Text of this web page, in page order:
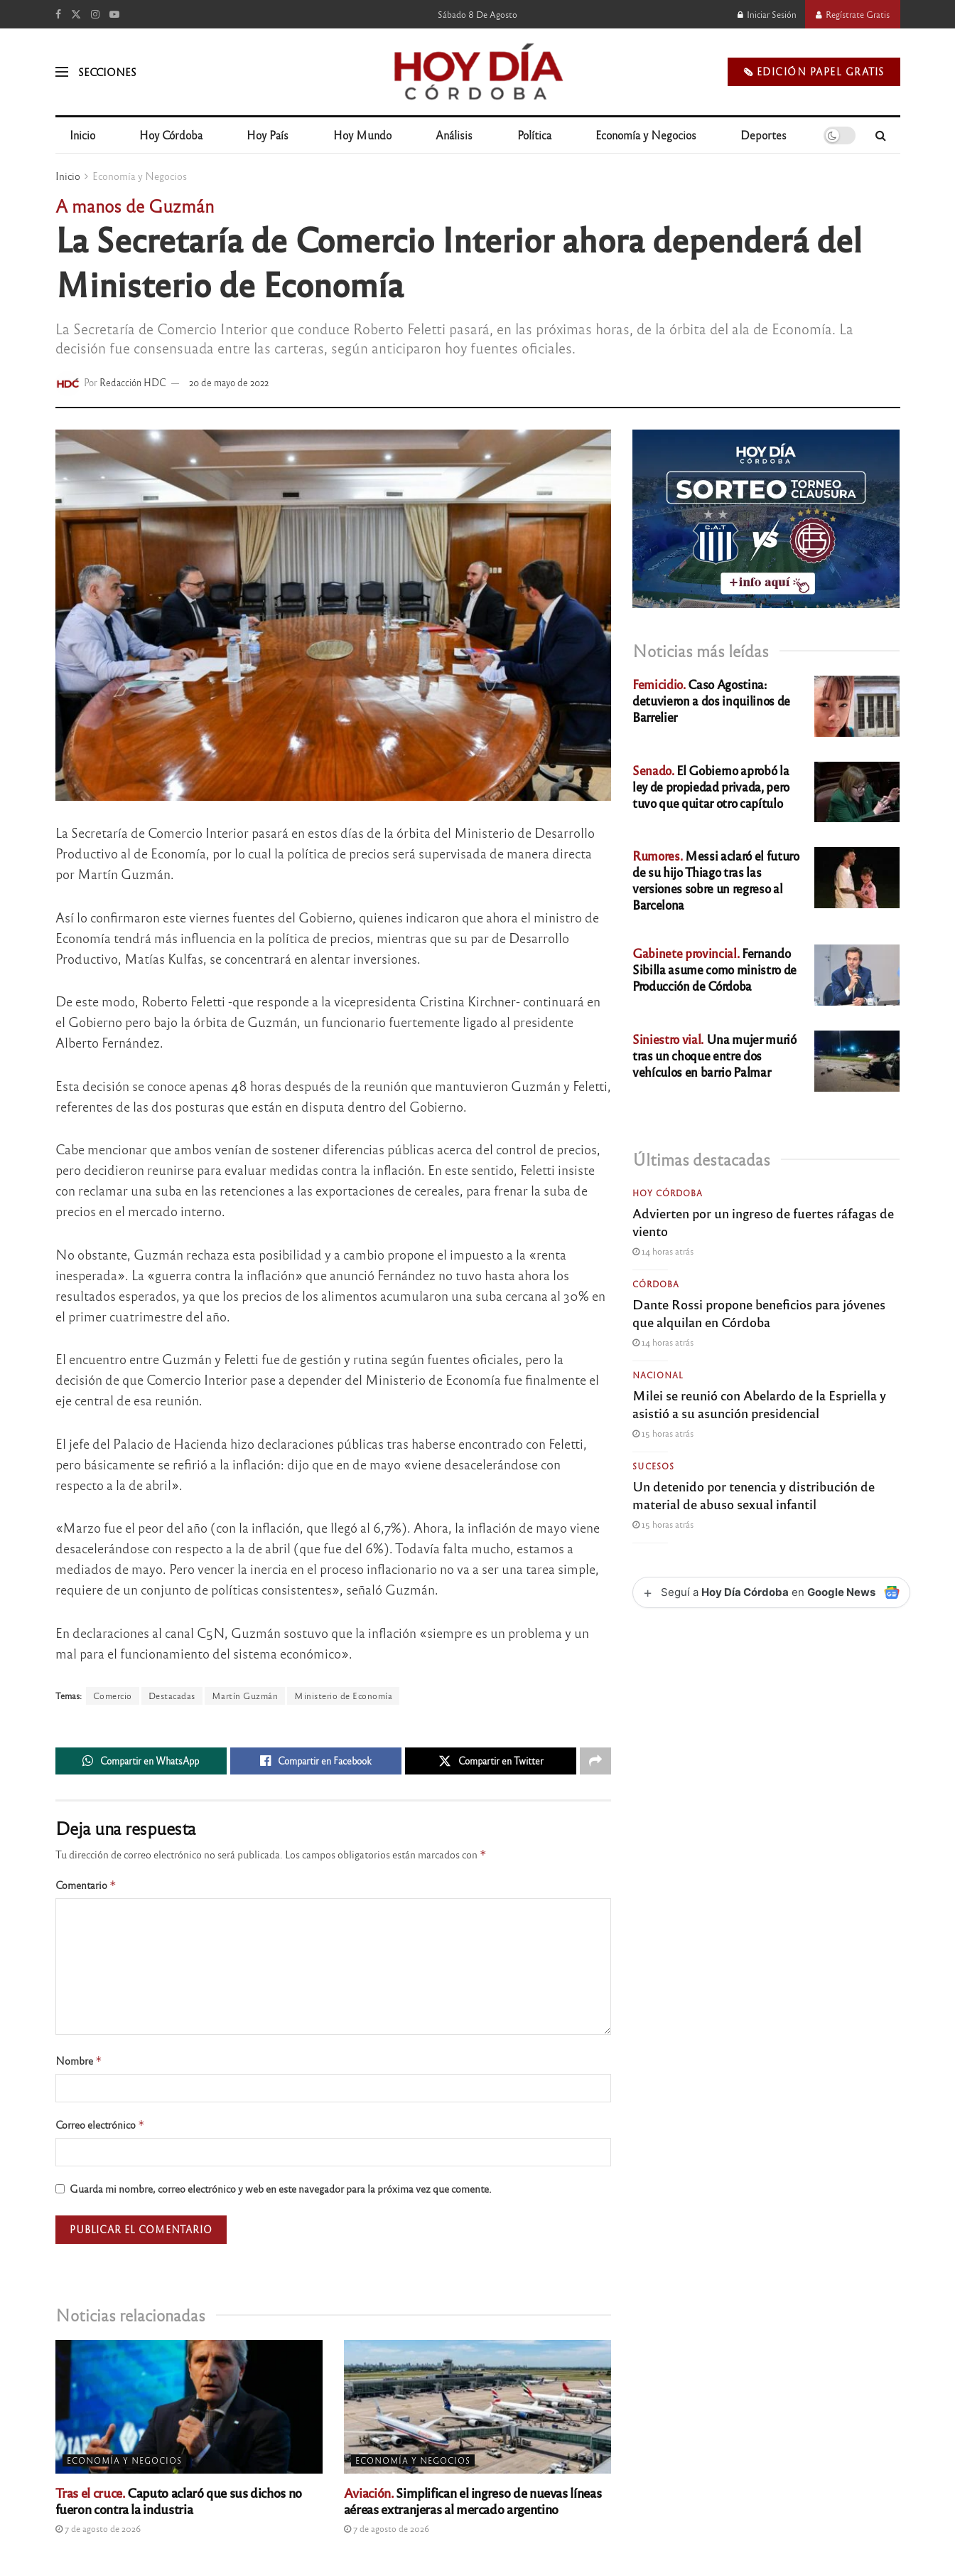
Sábado 8 De Agosto Iniciar Sesión Regístrate Gratis
SECCIONES 🗞️ EDICIÓN PAPEL GRATIS
Inicio Hoy Córdoba Hoy País Hoy Mundo Análisis Política Economía y Negocios Deportes
Inicio Economía y Negocios
A manos de Guzmán
La Secretaría de Comercio Interior ahora dependerá del
Ministerio de Economía
La Secretaría de Comercio Interior que conduce Roberto Feletti pasará, en las próximas horas, de la órbita del ala de Economía. La
decisión fue consensuada entre las carteras, según anticiparon hoy fuentes oficiales.
Por Redacción HDC 20 de mayo de 2022
La Secretaría de Comercio Interior pasará en estos días de la órbita del Ministerio de Desarrollo
Productivo al de Economía, por lo cual la política de precios será supervisada de manera directa
por Martín Guzmán.
Así lo confirmaron este viernes fuentes del Gobierno, quienes indicaron que ahora el ministro de
Economía tendrá más influencia en la política de precios, mientras que su par de Desarrollo
Productivo, Matías Kulfas, se concentrará en alentar inversiones.
De este modo, Roberto Feletti -que responde a la vicepresidenta Cristina Kirchner- continuará en
el Gobierno pero bajo la órbita de Guzmán, un funcionario fuertemente ligado al presidente
Alberto Fernández.
Esta decisión se conoce apenas 48 horas después de la reunión que mantuvieron Guzmán y Feletti,
referentes de las dos posturas que están en disputa dentro del Gobierno.
Cabe mencionar que ambos venían de sostener diferencias públicas acerca del control de precios,
pero decidieron reunirse para evaluar medidas contra la inflación. En este sentido, Feletti insiste
con reclamar una suba en las retenciones a las exportaciones de cereales, para frenar la suba de
precios en el mercado interno.
No obstante, Guzmán rechaza esta posibilidad y a cambio propone el impuesto a la «renta
inesperada». La «guerra contra la inflación» que anunció Fernández no tuvo hasta ahora los
resultados esperados, ya que los precios de los alimentos acumularon una suba cercana al 30% en
el primer cuatrimestre del año.
El encuentro entre Guzmán y Feletti fue de gestión y rutina según fuentes oficiales, pero la
decisión de que Comercio Interior pase a depender del Ministerio de Economía fue finalmente el
eje central de esa reunión.
El jefe del Palacio de Hacienda hizo declaraciones públicas tras haberse encontrado con Feletti,
pero básicamente se refirió a la inflación: dijo que en de mayo «viene desacelerándose con
respecto a la de abril».
«Marzo fue el peor del año (con la inflación, que llegó al 6,7%). Ahora, la inflación de mayo viene
desacelerándose con respecto a la de abril (que fue del 6%). Todavía falta mucho, estamos a
mediados de mayo. Pero vencer la inercia en el proceso inflacionario no va a ser una tarea simple,
requiere de un conjunto de políticas consistentes», señaló Guzmán.
En declaraciones al canal C5N, Guzmán sostuvo que la inflación «siempre es un problema y un
mal para el funcionamiento del sistema económico».
Temas: Comercio Destacadas Martín Guzmán Ministerio de Economía
Compartir en WhatsApp Compartir en Facebook Compartir en Twitter
Noticias relacionadas
ECONOMÍA Y NEGOCIOS
Tras el cruce.Caputo aclaró que sus dichos no
fueron contra la industria
7 de agosto de 2026
ECONOMÍA Y NEGOCIOS
Aviación.Simplifican el ingreso de nuevas líneas
aéreas extranjeras al mercado argentino
7 de agosto de 2026
Deja una respuesta
Tu dirección de correo electrónico no será publicada. Los campos obligatorios están marcados con *
Comentario *
Nombre *
Correo electrónico *
Guarda mi nombre, correo electrónico y web en este navegador para la próxima vez que comente.
Noticias más leídas
Femicidio.Caso Agostina:
detuvieron a dos inquilinos de
Barrelier
Senado.El Gobierno aprobó la
ley de propiedad privada, pero
tuvo que quitar otro capítulo
Rumores.Messi aclaró el futuro
de su hijo Thiago tras las
versiones sobre un regreso al
Barcelona
Gabinete provincial.Fernando
Sibilla asume como ministro de
Producción de Córdoba
Siniestro vial. Una mujer murió
tras un choque entre dos
vehículos en barrio Palmar
Últimas destacadas
HOY CÓRDOBA
Advierten por un ingreso de fuertes ráfagas de
viento
14 horas atrás
CÓRDOBA
Dante Rossi propone beneficios para jóvenes
que alquilan en Córdoba
14 horas atrás
NACIONAL
Milei se reunió con Abelardo de la Espriella y
asistió a su asunción presidencial
15 horas atrás
SUCESOS
Un detenido por tenencia y distribución de
material de abuso sexual infantil
15 horas atrás
+ Seguí a Hoy Día Córdoba enGoogle News